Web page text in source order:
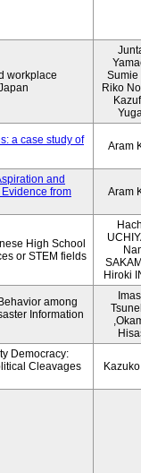
workplace
Sumie
Riko
a case study of
Aram
and
from
Aram
High School
or STEM fields
Hiroki
among
Information
Democracy:
Cleavages